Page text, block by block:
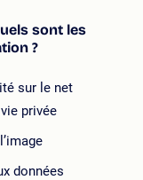
sont les
?
sur le net
privée
données